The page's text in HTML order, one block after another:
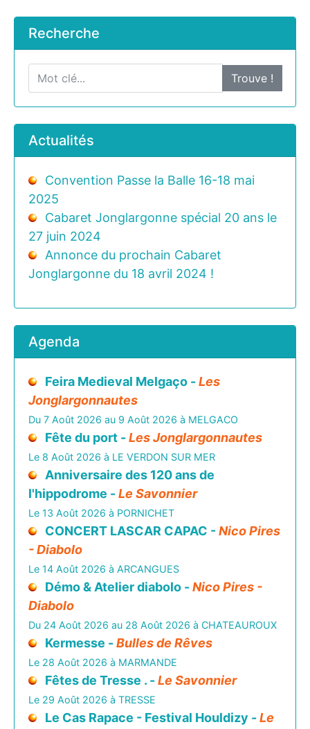
Recherche
Trouve !
Actualités
Convention Passe la Balle 16-18 mai
2025
Cabaret Jonglargonne spécial 20 ans le
27 juin 2024
Annonce du prochain Cabaret
Jonglargonne du 18 avril 2024 !
Agenda
Feira Medieval Melgaço -Les
Jonglargonnautes
Du 7 Août 2026 au 9 Août 2026 à MELGACO
Fête du port -Les Jonglargonnautes
Le 8 Août 2026 à LE VERDON SUR MER
Anniversaire des 120 ans de
l'hippodrome -Le Savonnier
Le 13 Août 2026 à PORNICHET
CONCERT LASCAR CAPAC -Nico Pires
- Diabolo
Le 14 Août 2026 à ARCANGUES
Démo & Atelier diabolo -Nico Pires -
Diabolo
Du 24 Août 2026 au 28 Août 2026 à CHATEAUROUX
Kermesse -Bulles de Rêves
Le 28 Août 2026 à MARMANDE
Fêtes de Tresse . -Le Savonnier
Le 29 Août 2026 à TRESSE
Le Cas Rapace - Festival Houldizy -Le